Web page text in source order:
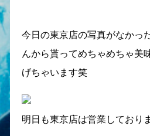
今日の東京店の写真がなかっ
んから貰ってめちゃめちゃ美
げちゃいます笑
明日も東京店は営業しており